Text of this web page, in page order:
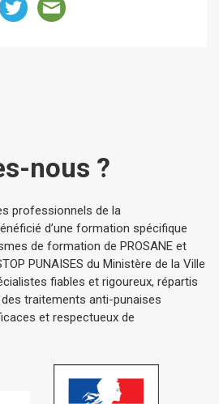
nous ?
professionnels de la
d’une formation spécifique
de formation de PROSANE et
PUNAISES du Ministère de la Ville
fiables et rigoureux, répartis
traitements anti-punaises
et respectueux de